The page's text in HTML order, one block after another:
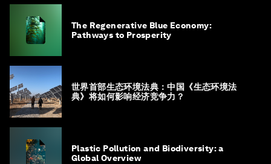
The Regenerative Blue Economy:
Pathways to Prosperity
世界首部生态环境法典：中国《生态环境法
典》将如何影响经济竞争力？
Plastic Pollution and Biodiversity: a
Global Overview